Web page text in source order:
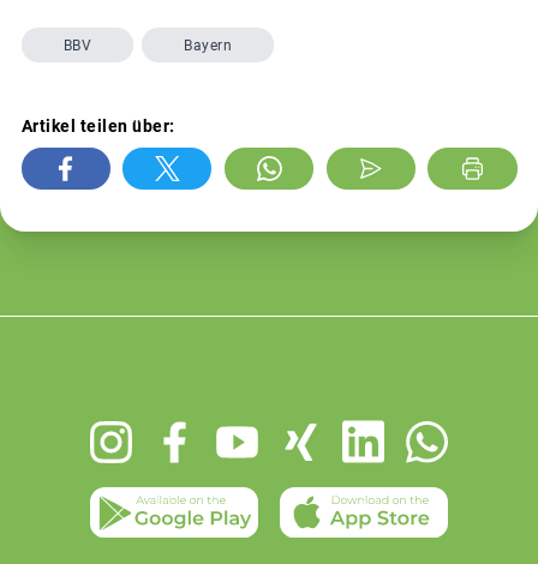
BBV Bayern
Artikel teilen über: